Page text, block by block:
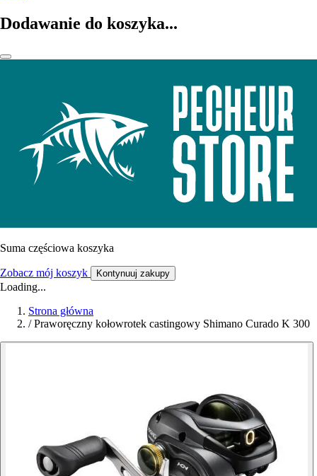
Dodawanie do koszyka...
Suma częściowa koszyka
Zobacz mój koszyk Kontynuuj zakupy
Loading...
Strona główna
/ Praworęczny kołowrotek castingowy Shimano Curado K 300